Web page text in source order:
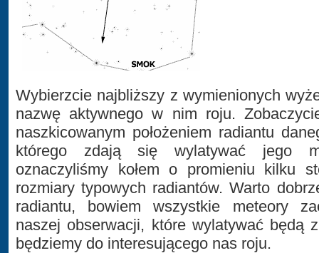
Wybierzcie najbliższy z wymienionych
nazwę aktywnego w nim roju.
naszkicowanym położeniem radiantu
którego zdają się wylatywać jego
oznaczyliśmy kołem o promieniu kilku
rozmiary typowych radiantów. Warto
radiantu, bowiem wszystkie meteory
naszej obserwacji, które wylatywać będą
będziemy do interesującego nas roju.